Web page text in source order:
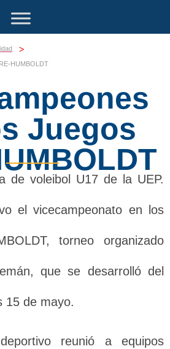
>
HUMBOLDT
Juegos
de voleibol U17 de la UEP.
el vicecampeonato en los
torneo organizado
que se desarrolló del
15 de mayo.
reunió a equipos